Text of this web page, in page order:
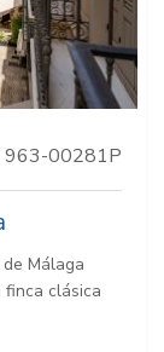
963-00281P
Málaga
clásica